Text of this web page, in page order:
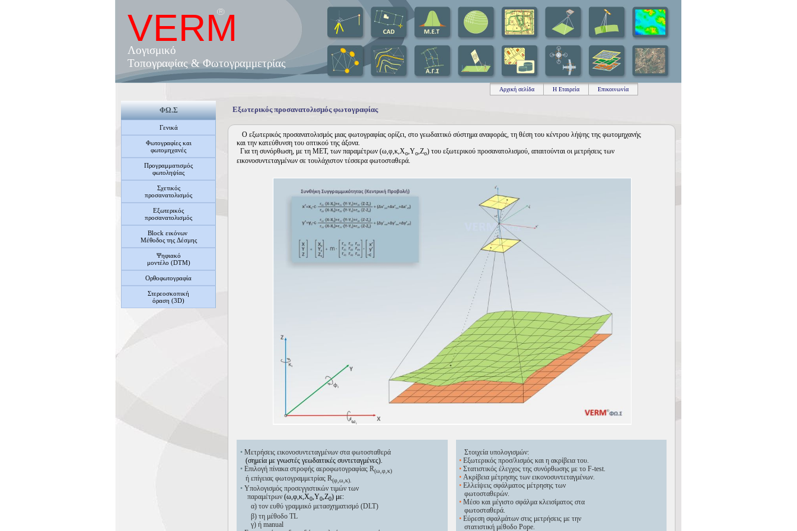
Eξωτερικός προσανατολισμός φωτογραφίας
ΦΩ.Σ
• Μετρήσεις εικονοσυντεταγμένων στα φωτοσταθερά
(σημεία με γνωστές γεωδαιτικές συντεταγμένες).
• Επιλογή πίνακα στροφής αεροφωτογραφίας R(ω,φ,κ)
ή επίγειας φωτογραμμετρίας R(φ,ω,κ).
• Υπολογισμός προσεγγιστικών τιμών των
παραμέτρων (ω,φ,κ,X0 ,Y0 ,Z0) με:
α) τον ευθύ γραμμικό μετασχηματισμό (DLT)
β) τη μέθοδο TL
γ) ή manual
Ο εξωτερικός προσανατολισμός μιας φωτογραφίας ορίζει, στο γεωδαιτικό σύστημα αναφοράς, τη θέση του κέντρου λήψης της φωτομηχανής
και την κατεύθυνση του οπτικού της άξονα.
Για τη συνόρθωση, με τη ΜΕΤ, των παραμέτρων (ω,φ,κ,Xο,Yο,Zο) του εξωτερικού προσανατολισμού, απαιτούνται οι μετρήσεις των
εικονοσυντεταγμένων σε τουλάχιστον τέσσερα φωτοσταθερά.
Στοιχεία υπολογισμών:
• Εξωτερικός προσ/λισμός και η ακρίβεια του.
• Στατιστικός έλεγχος της συνόρθωσης με το F-test.
• Ακρίβεια μέτρησης των εικονοσυντεταγμένων.
• Ελλείψεις σφάλματος μέτρησης των
φωτοσταθερών.
• Μέσο και μέγιστο σφάλμα κλεισίματος στα
φωτοσταθερά.
• Εύρεση σφαλμάτων στις μετρήσεις με την
στατιστική μέθοδο Pope.
Λογισμικό
Τοπογραφίας & Φωτογραμμετρίας
VERM
Αρχική σελίδα Η Εταιρεία Επικοινωνία
Γενικά
Φωτογραφίες και
φωτομηχανές
Προγραμματισμός
φωτοληψίας
Σχετικός
προσανατολισμός
Εξωτερικός
προσανατολισμός
Block εικόνων
Μέθοδος της Δέσμης
Ψηφιακό
μοντέλο (DTM)
Ορθοφωτογραφία
Στερεοσκοπική
όραση (3D)